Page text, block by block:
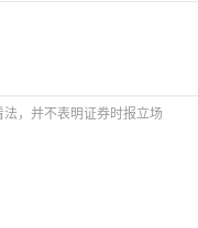
，并不表明证券时报立场